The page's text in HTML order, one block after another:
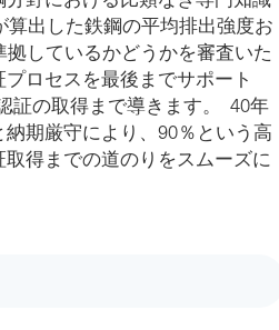
算出した鉄鋼の平均排出強度お
しているかどうかを審査いた
ロセスを最後までサポート
証の取得まで導きます。 40年
期厳守により、90％という高
得までの道のりをスムーズに